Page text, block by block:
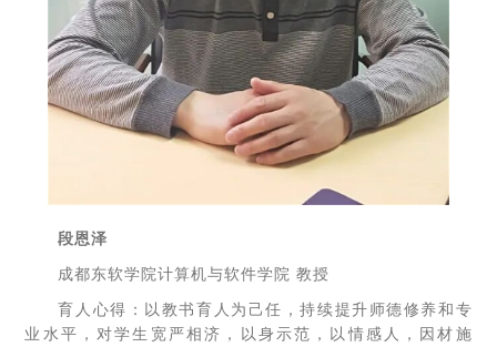
段恩泽
成都东软学院计算机与软件学院 教授
育人心得：以教书育人为己任，持续提升师德修养和专
业水平，对学生宽严相济，以身示范，以情感人，因材施